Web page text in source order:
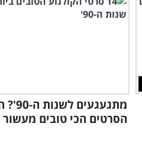
הסרטים הכי טובים מעשור